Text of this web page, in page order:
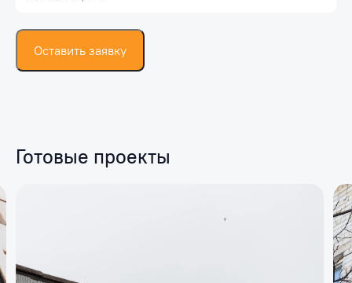
Оставить заявку
Готовые проекты